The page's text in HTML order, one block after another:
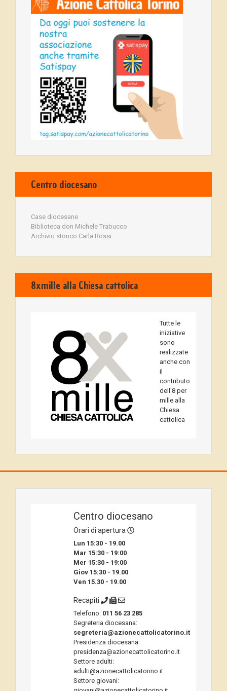
Centro diocesano
Case diocesane
Biblioteca don Michele Trabucco
Archivio storico Carla Rossi
8xmille alla Chiesa cattolica
Tutte le
iniziative
sono
realizzate
anche con
il
contributo
dell'8 per
mille alla
Chiesa
cattolica
Centro diocesano
Orari di apertura
Lun 15:30 - 19.00
Mar 15:30 - 19:00
Mer 15:30 - 19:00
Giov 15:30 - 19.00
Ven 15.30 - 19.00
Recapiti
Telefono: 011 56 23 285
Segreteria diocesana:
segreteria@azionecattolicatorino.it
Presidenza diocesana:
presidenza@azionecattolicatorino.it
Settore adulti:
adulti@azionecattolicatorino.it
Settore giovani: